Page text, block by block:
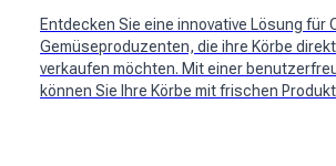
Entdecken Sie eine innovative Lösung für
Gemüseproduzenten, die ihre Körbe
verkaufen möchten. Mit einer
können Sie Ihre Körbe mit frischen